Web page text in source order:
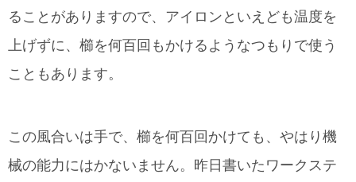
ることがありますので、アイロンといえども温度を
上げずに、櫛を何百回もかけるようなつもりで使う
こともあります。
この風合いは手で、櫛を何百回かけても、やはり機
械の能力にはかないません。昨日書いたワークステ